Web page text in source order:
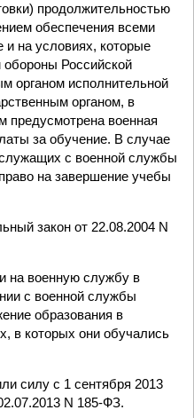
продолжительностью
обеспечения всеми
и на условиях, которые
Российской
органом исполнительной
органом, в
предусмотрена военная
за обучение. В случае
с военной службы
на завершение учебы
закон от 22.08.2004 N
на военную службу в
с военной службы
образования в
в которых они обучались
силу с 1 сентября 2013
N 185-ФЗ.